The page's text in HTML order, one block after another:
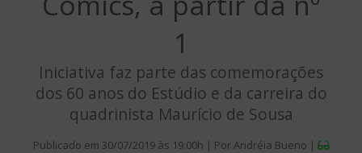
1
Iniciativa faz parte das comemorações
dos 60 anos do Estúdio e da carreira do
quadrinista Maurício de Sousa
Publicado em 30/07/2019 às 19:00h | Por Andréia Bueno |